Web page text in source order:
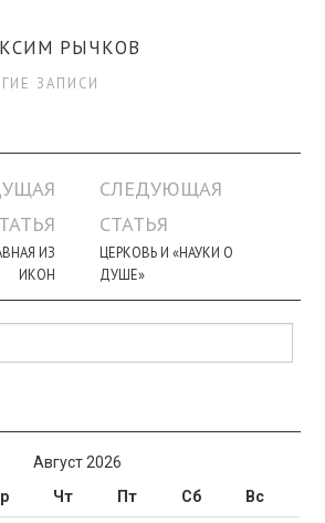
РЫЧКОВ
ЗАПИСИ
ИЗ
ИКОН
СЛЕДУЮЩАЯ
СТАТЬЯ
ЦЕРКОВЬ И «НАУКИ О
ДУШЕ»
Август 2026
Чт Пт Сб Вс